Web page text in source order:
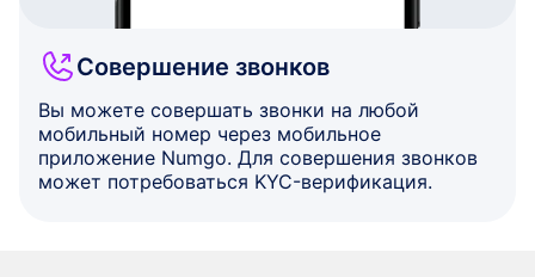
Совершение звонков
Вы можете совершать звонки на любой
мобильный номер через мобильное
приложение Numgo. Для совершения звонков
может потребоваться KYC-верификация.